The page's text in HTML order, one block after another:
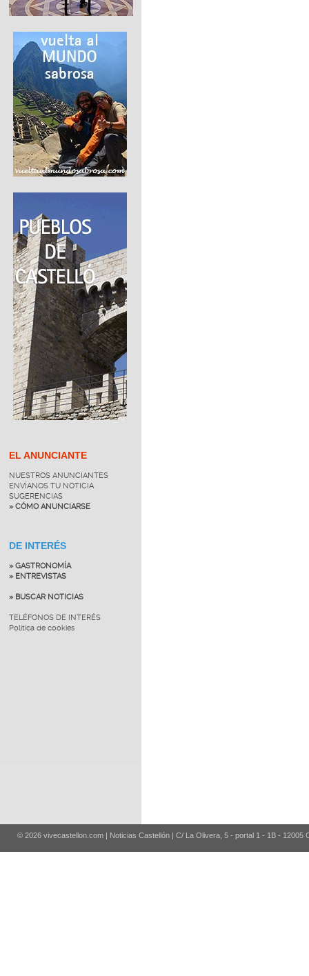
EL ANUNCIANTE
NUESTROS ANUNCIANTES
ENVÍANOS TU NOTICIA
SUGERENCIAS
» CÓMO ANUNCIARSE
DE INTERÉS
» GASTRONOMÍA
» ENTREVISTAS
» BUSCAR NOTICIAS
TELÉFONOS DE INTERÉS
Política de cookies
© 2026 vivecastellon.com | Noticias Castellón | C/ La Olivera, 5 - portal 1 - 1B - 12005